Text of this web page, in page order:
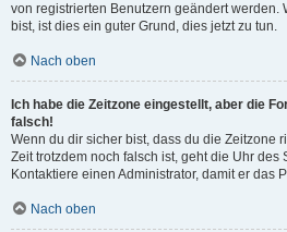
von registrierten Benutzern geändert werden.
bist, ist dies ein guter Grund, dies jetzt zu tun.
Nach oben
Ich habe die Zeitzone eingestellt, aber die
falsch!
Wenn du dir sicher bist, dass du die Zeitzone
Zeit trotzdem noch falsch ist, geht die Uhr des
Kontaktiere einen Administrator, damit er das
Nach oben